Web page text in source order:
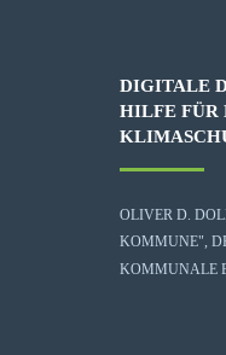
DIGITALE
HILFE FÜR
OLIVER D.
KOMMUNE",
KOMMUNALE